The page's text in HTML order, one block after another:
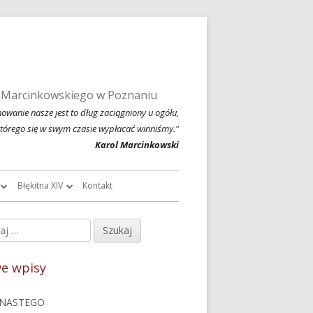
w Poznaniu
nasze jest to dług zaciągniony u ogółu,
się w swym czasie wypłacać winniśmy."
Karol Marcinkowski
Błękitna XIV
Historia Błękitnej XIV i jej tradycje
Błękitna XIV w latach 1999 – 2004
Jednodniówka z okazji 80-lecia
Kontakt
wpisy